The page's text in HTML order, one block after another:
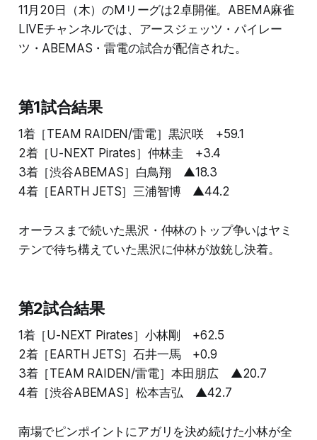
11月20日（木）のMリーグは2卓開催。ABEMA麻雀
LIVEチャンネルでは、アースジェッツ・パイレー
ツ・ABEMAS・雷電の試合が配信された。
第1試合結果
1着［TEAM RAIDEN/雷電］黒沢咲 +59.1
2着［U-NEXT Pirates］仲林圭 +3.4
3着［渋谷ABEMAS］白鳥翔 ▲18.3
4着［EARTH JETS］三浦智博 ▲44.2
オーラスまで続いた黒沢・仲林のトップ争いはヤミ
テンで待ち構えていた黒沢に仲林が放銃し決着。
第2試合結果
1着［U-NEXT Pirates］小林剛 +62.5
2着［EARTH JETS］石井一馬 +0.9
3着［TEAM RAIDEN/雷電］本田朋広 ▲20.7
4着［渋谷ABEMAS］松本吉弘 ▲42.7
南場でピンポイントにアガリを決め続けた小林が全